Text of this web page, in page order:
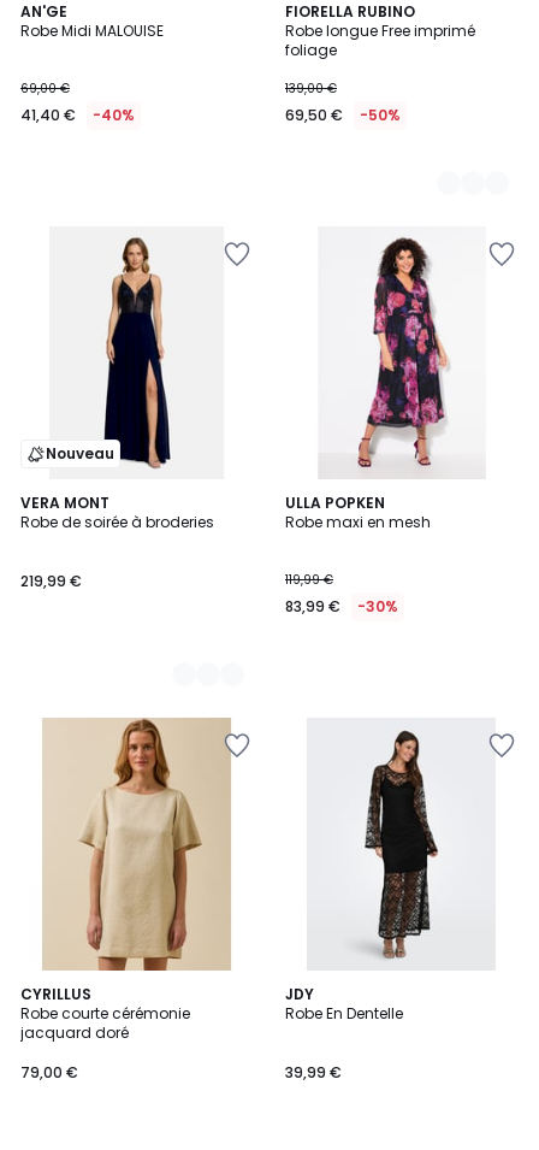
AN'GE
Robe Midi MALOUISE
69,00 €
41,40 € -40%
FIORELLA RUBINO
Robe longue Free imprimé
foliage
139,00 €
69,50 € -50%
2
Couleurs
Nouveau
VERA MONT
Robe de soirée à broderies
219,99 €
4
Couleurs
ULLA POPKEN
Robe maxi en mesh
119,99 €
83,99 € -30%
CYRILLUS
Robe courte cérémonie
jacquard doré
79,00 €
JDY
Robe En Dentelle
39,99 €
2
Couleurs